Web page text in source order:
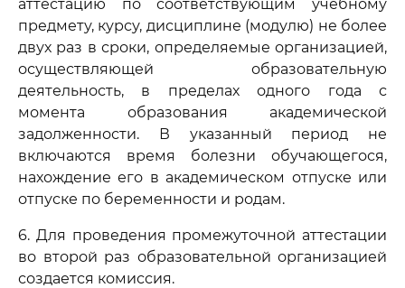
аттестацию по соответствующим учебному
предмету, курсу, дисциплине (модулю) не более
двух раз в сроки, определяемые организацией,
осуществляющей образовательную
деятельность, в пределах одного года с
момента образования академической
задолженности. В указанный период не
включаются время болезни обучающегося,
нахождение его в академическом отпуске или
отпуске по беременности и родам.
6. Для проведения промежуточной аттестации
во второй раз образовательной организацией
создается комиссия.